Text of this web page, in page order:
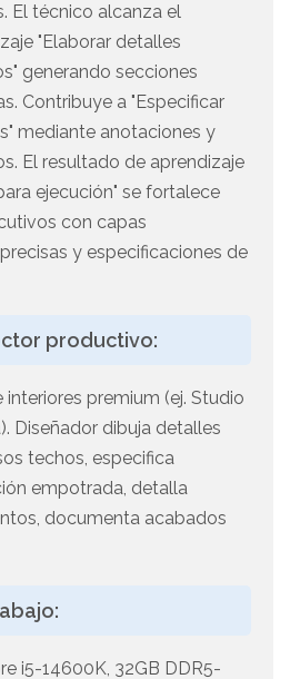
El técnico alcanza el
"Elaborar detalles
generando secciones
Contribuye a "Especificar
mediante anotaciones y
El resultado de aprendizaje
ejecución" se fortalece
con capas
y especificaciones de
productivo:
interiores premium (ej. Studio
Diseñador dibuja detalles
techos, especifica
empotrada, detalla
documenta acabados
i5-14600K, 32GB DDR5-